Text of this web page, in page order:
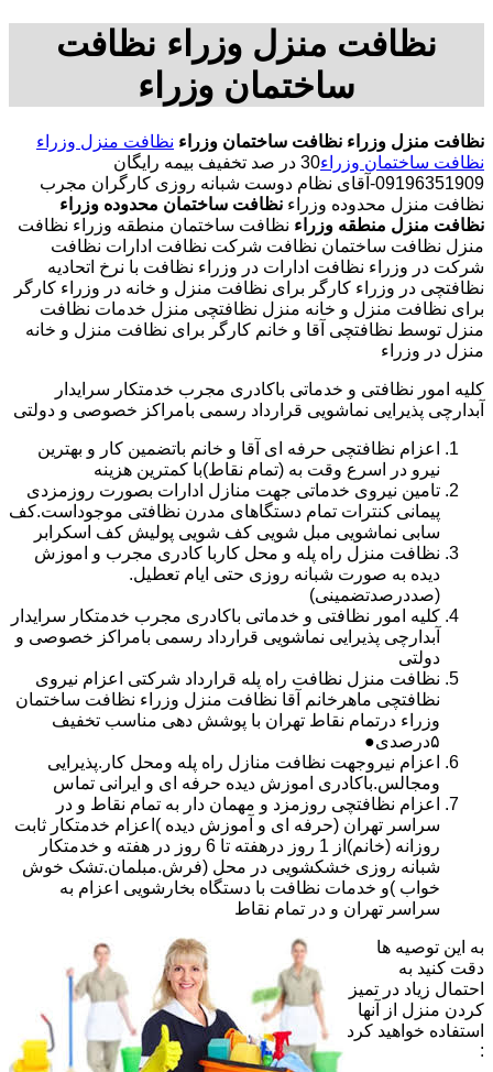
نظافت منزل وزراء نظافت
ساختمان وزراء
نظافت منزل وزراء نظافت ساختمان وزراء نظافت منزل وزراء
نظافت ساختمان وزراء
30 در صد تخفیف بیمه رایگان
09196351909-آقای نظام دوست شبانه روزی کارگران مجرب
نظافت منزل محدوده وزراء نظافت ساختمان محدوده وزراء
نظافت منزل منطقه وزراء نظافت ساختمان منطقه وزراء نظافت
منزل نظافت ساختمان نظافت شرکت نظافت ادارات نظافت
شرکت در وزراء نظافت ادارات در وزراء نظافت با نرخ اتحادیه
نظافتچی در وزراء کارگر برای نظافت منزل و خانه در وزراء کارگر
برای نظافت منزل و خانه منزل نظافتچی منزل خدمات نظافت
منزل توسط نظافتچی آقا و خانم کارگر برای نظافت منزل و خانه
منزل در وزراء
کلیه امور نظافتی و خدماتی باکادری مجرب خدمتکار سرایدار
آبدارچی پذیرایی نماشویی قرارداد رسمی بامراکز خصوصی و دولتی
اعزام نظافتچی حرفه ای آقا و خانم باتضمین کار و بهترین
نیرو در اسرع وقت به (تمام نقاط)با کمترین هزینه
تامین نیروی خدماتی جهت منازل ادارات بصورت روزمزدی
پیمانی کنترات تمام دستگاهای مدرن نظافتی موجوداست.کف
سابی نماشویی مبل شویی کف شویی پولیش کف اسکرابر
نظافت منزل راه پله و محل کاربا کادری مجرب و اموزش
دیده به صورت شبانه روزی حتی ایام تعطیل.
(صددرصدتضمینی)
کلیه امور نظافتی و خدماتی باکادری مجرب خدمتکار سرایدار
آبدارچی پذیرایی نماشویی قرارداد رسمی بامراکز خصوصی و
دولتی
نظافت منزل نظافت راه پله قرارداد شرکتی اعزام نیروی
نظافتچی ماهرخانم آقا نظافت منزل وزراء نظافت ساختمان
وزراء درتمام نقاط تهران با پوشش دهی مناسب تخفیف
۵درصدی●
اعزام نیروجهت نظافت منازل راه پله ومحل کار.پذیرایی
ومجالس.باکادری اموزش دیده حرفه ای و ایرانی تماس
اعزام نظافتچی روزمزد و مهمان دار به تمام نقاط و در
سراسر تهران (حرفه ای و آموزش دیده )اعزام خدمتکار ثابت
روزانه (خانم)از 1 روز درهفته تا 6 روز در هفته و خدمتکار
شبانه روزی خشکشویی در محل (فرش.مبلمان.تشک خوش
خواب )و خدمات نظافت با دستگاه بخارشویی اعزام به
سراسر تهران و در تمام نقاط
به این توصیه ها
دقت کنید به
احتمال زیاد در تمیز
کردن منزل از آنها
استفاده خواهید کرد
: